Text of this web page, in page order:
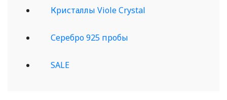
Кристаллы Viole Crystal
Серебро 925 пробы
SALE